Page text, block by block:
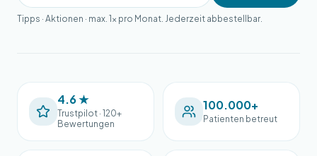
Tipps · Aktionen · max. 1× pro Monat. Jederzeit abbestellbar.
4.6 ★
Trustpilot · 120+
Bewertungen
100.000+
Patienten betreut